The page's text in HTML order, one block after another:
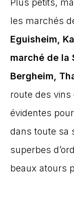
Plus petits,
les marchés
Eguisheim,
marché de la
Bergheim,
route des vins
évidentes
dans toute sa
superbes
beaux atours